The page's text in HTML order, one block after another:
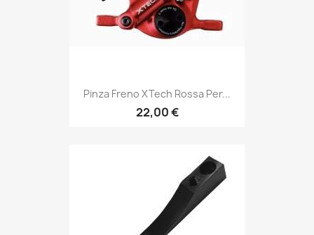
Pinza Freno XTech Rossa Per...
22,00 €